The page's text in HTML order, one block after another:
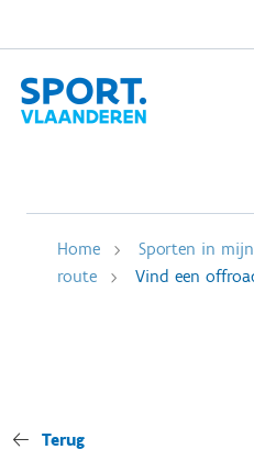
Home Sporten in
route
Vind een
Terug